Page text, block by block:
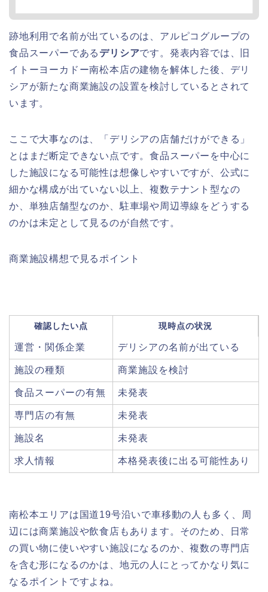
跡地利用で名前が出ているのは、アルピコグループの
食品スーパーである デリシアです。発表内容では、旧
イトーヨーカドー南松本店の建物を解体した後、デリ
シアが新たな商業施設の設置を検討しているとされて
います。
ここで大事なのは、「デリシアの店舗だけができる」
とはまだ断定できない点です。食品スーパーを中心に
した施設になる可能性は想像しやすいですが、公式に
細かな構成が出ていない以上、複数テナント型なの
か、単独店舗型なのか、駐車場や周辺導線をどうする
のかは未定として見るのが自然です。
商業施設構想で見るポイント
確認したい点 現時点の状況
運営・関係企業 デリシアの名前が出ている
施設の種類 商業施設を検討
食品スーパーの有無 未発表
専門店の有無 未発表
施設名 未発表
求人情報 本格発表後に出る可能性あり
南松本エリアは国道19号沿いで車移動の人も多く、周
辺には商業施設や飲食店もあります。そのため、日常
の買い物に使いやすい施設になるのか、複数の専門店
を含む形になるのかは、地元の人にとってかなり気に
なるポイントですよね。